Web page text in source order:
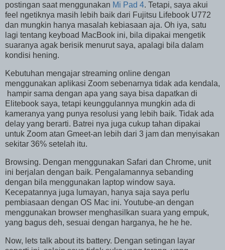
postingan saat menggunakan Mi Pad 4. Tetapi, saya akui
feel ngetiknya masih lebih baik dari Fujitsu Lifebook U772
dan mungkin hanya masalah kebiasaan aja. Oh iya, satu
lagi tentang keyboad MacBook ini, bila dipakai mengetik
suaranya agak berisik menurut saya, apalagi bila dalam
kondisi hening.
Kebutuhan mengajar streaming online dengan
menggunakan aplikasi Zoom sebenarnya tidak ada kendala,
hampir sama dengan apa yang saya bisa dapatkan di
Elitebook saya, tetapi keunggulannya mungkin ada di
kameranya yang punya resolusi yang lebih baik. Tidak ada
delay yang berarti. Batrei nya juga cukup tahan dipakai
untuk Zoom atan Gmeet-an lebih dari 3 jam dan menyisakan
sekitar 36% setelah itu.
Browsing. Dengan menggunakan Safari dan Chrome, unit
ini berjalan dengan baik. Pengalamannya sebanding
dengan bila menggunakan laptop window saya.
Kecepatannya juga lumayan, hanya saja saya perlu
pembiasaan dengan OS Mac ini. Youtube-an dengan
menggunakan browser menghasilkan suara yang empuk,
yang bagus deh, sesuai dengan harganya, he he he.
Now, lets talk about its battery. Dengan setingan layar